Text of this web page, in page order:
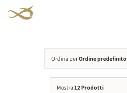
Ordina perOrdine predefinito
Mostra12 Prodotti